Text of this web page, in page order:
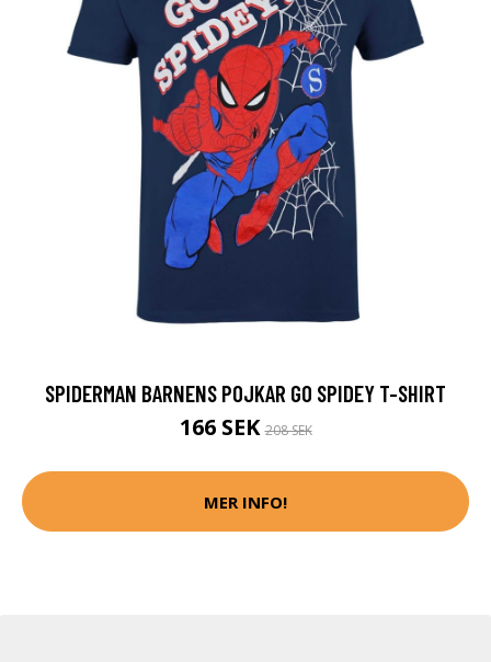
SPIDERMAN BARNENS POJKAR GO SPIDEY T-SHIRT
166 SEK208 SEK
MER INFO!